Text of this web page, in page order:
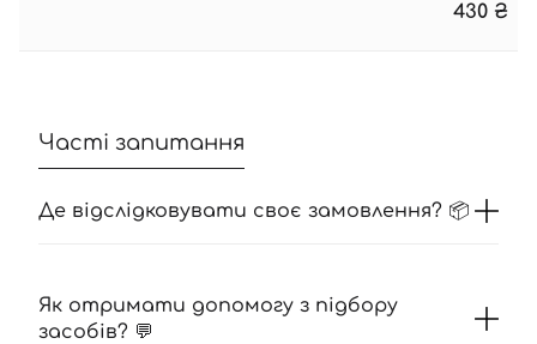
430 ₴
Часті запитання
Де відслідковувати своє замовлення? 📦
Як отримати допомогу з підбору
засобів? 💬